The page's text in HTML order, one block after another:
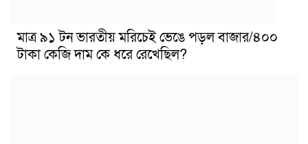
মাত্র ৯১ টন ভারতীয় মরিচেই ভেঙে পড়ল বাজার/৪০০
টাকা কেজি দাম কে ধরে রেখেছিল?